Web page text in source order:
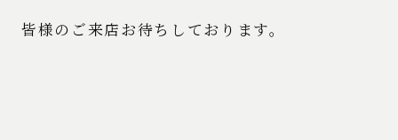
皆様のご来店お待ちしております。